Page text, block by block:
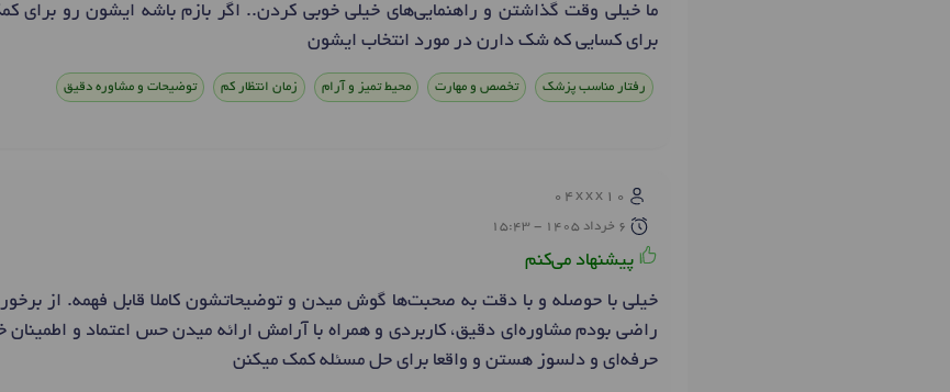
ما خیلی وقت گذاشتن و راهنمایی‌های خیلی خوبی کردن.. اگر بازم باشه ایشون رو برای
برای کسایی که شک دارن در مورد انتخاب ایشون
رفتار مناسب پزشک تخصص و مهارت محیط تمیز و آرام زمان انتظار کم توضیحات و مشاوره دقیق
04xxx10
6 خرداد 1405 - 15:43
پیشنهاد می‌کنم
خیلی با حوصله و با دقت به صحبت‌ها گوش میدن و توضیحاتشون کاملا قابل فهمه. از
راضی بودم مشاوره‌ای دقیق، کاربردی و همراه با آرامش ارائه میدن حس اعتماد و اطمینان
حرفه‌ای و دلسوز هستن و واقعا برای حل مسئله کمک میکنن